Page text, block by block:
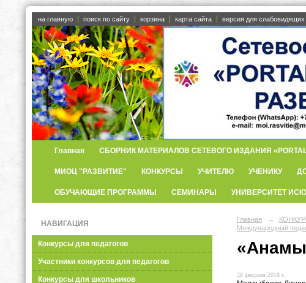
на главную поиск по сайту корзина карта сайта версия для слабовидящих
Главная СБОРНИК МАТЕРИАЛОВ СЕТЕВОГО ИЗДАНИЯ
МИОЦ "РАЗВИТИЕ" КОНКУРСЫ УЧИТЕЛЮ УЧЕНИКУ
ОБУЧАЮЩИЕ ПРОГРАММЫ СЕМИНАРЫ УНИВЕРСИТЕТ
НАВИГАЦИЯ
Конкурсы для педагогов
Участники конкурсов для педагогов
Конкурсы для школьников
Главная →
Международный
28 февраля 2018 г.